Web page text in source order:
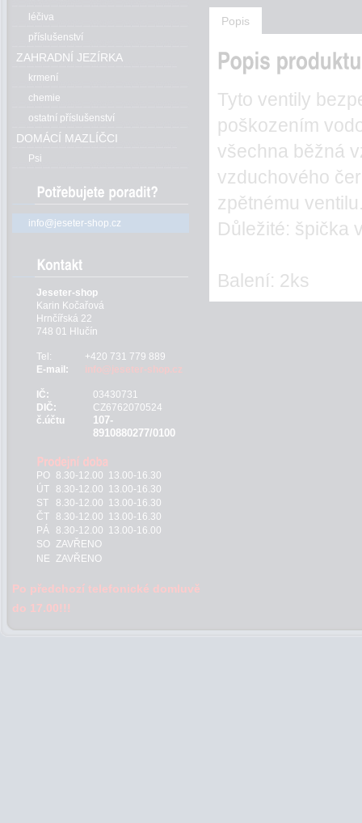
Popis
Tyto ventily
poškozením
všechna běžná
vzduchového
zpětnému
Důležité: špička
Balení: 2ks
léčiva
příslušenství
ZAHRADNÍ JEZÍRKA
krmení
chemie
ostatní příslušenství
DOMÁCÍ MAZLÍČCI
Psi
info@jeseter-shop.cz
Jeseter-shop
Karin Kočařová
Hrnčířská 22
748 01 Hlučín
Tel:
+420 731 779 889
E-mail:
info@jeseter-shop.cz
IČ:
03430731
DIČ:
CZ6762070524
č.účtu
107-
8910880277/0100
PO 8.30-12.00 13.00-16.30
ÚT
8.30-12.00 13.00-16.30
ST
8.30-12.00 13.00-16.30
ČT
8.30-12.00 13.00-16.30
PÁ
8.30-12.00 13.00-16.00
SO ZAVŘENO
NE ZAVŘENO
Po předchozí telefonické domluvě
do 17.00!!!